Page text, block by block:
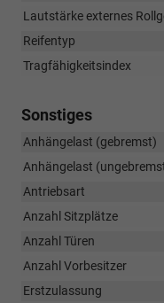
Lautstärke externes
Reifentyp
Tragfähigkeitsindex
Sonstiges
Anhängelast (gebremst)
Anhängelast
Antriebsart
Anzahl Sitzplätze
Anzahl Türen
Anzahl Vorbesitzer
Erstzulassung